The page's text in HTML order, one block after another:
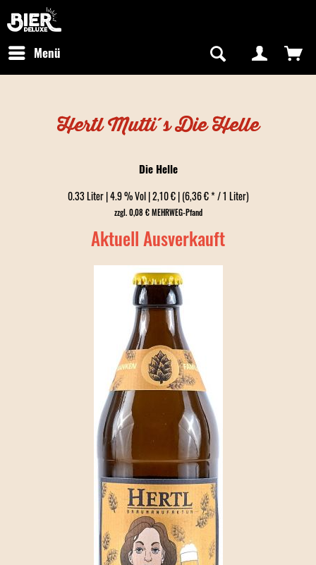
Kostenfreier Versand in Deutschland
Menü
Hertl Mutti´s Die Helle
Die Helle
0.33 Liter | 4.9 % Vol | 2,10 € | (6,36 € * / 1 Liter)
zzgl. 0,08 € MEHRWEG-Pfand
Aktuell Ausverkauft